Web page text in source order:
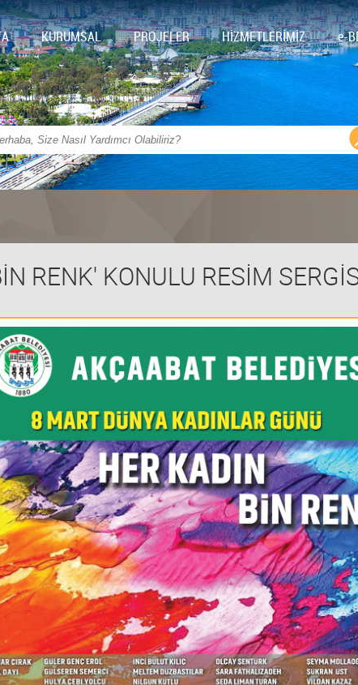
KURUMSAL PROJELER HİZMETLERİMİZ e-
RENK' KONULU RESİM